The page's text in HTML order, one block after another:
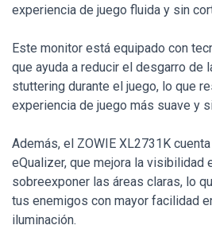
experiencia de juego fluida y sin
Este monitor está equipado con
que ayuda a reducir el desgarro de
stuttering durante el juego, lo que
experiencia de juego más suave y
Además, el ZOWIE XL2731K
eQualizer, que mejora la visibilidad
sobreexponer las áreas claras, lo
tus enemigos con mayor facilidad
iluminación.